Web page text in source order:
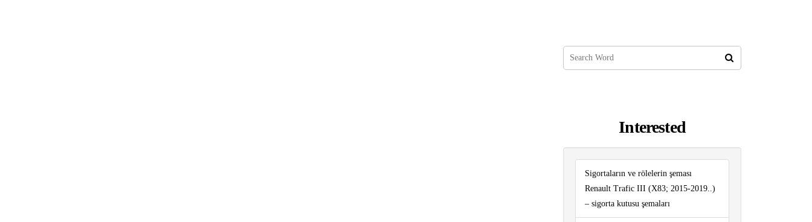
Interested
Sigortaların ve rölelerin şeması
Renault Trafic III (X83; 2015-2019..)
– sigorta kutusu şemaları